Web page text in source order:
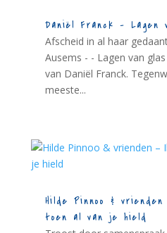
Daniël Franck – Lagen
Afscheid in al haar
Ausems - - Lagen van
van Daniël Franck.
meeste...
Hilde Pinnoo &
toen al van je hield